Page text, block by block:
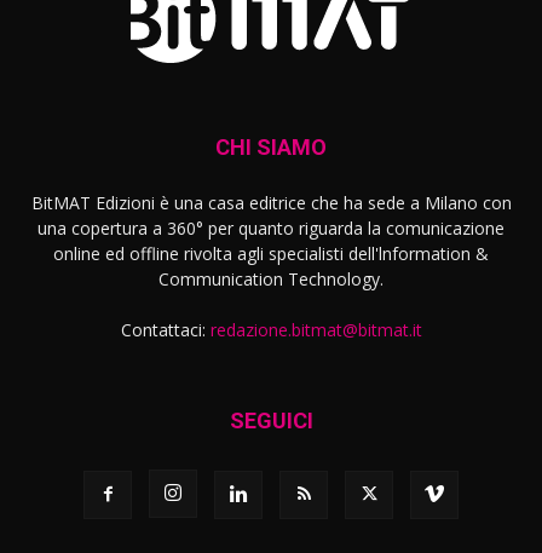
CHI SIAMO
BitMAT Edizioni è una casa editrice che ha sede a Milano con
una copertura a 360° per quanto riguarda la comunicazione
online ed offline rivolta agli specialisti dell'lnformation &
Communication Technology.
Contattaci: redazione.bitmat@bitmat.it
SEGUICI